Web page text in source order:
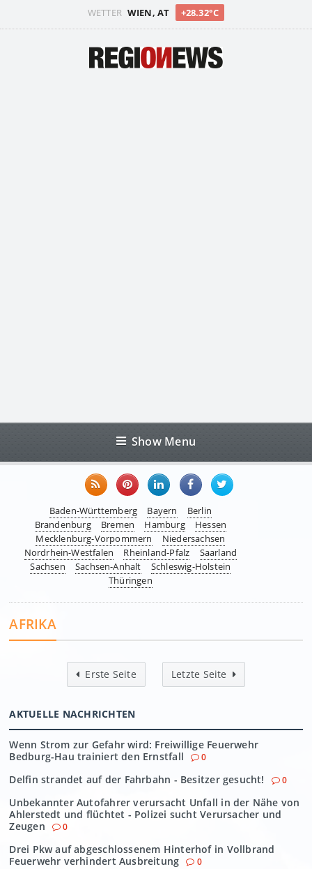
WETTER WIEN, AT +28.32°C
Show Menu
Baden-Württemberg Bayern
Berlin
Brandenburg
Bremen Hamburg
Hessen
Mecklenburg-Vorpommern
Niedersachsen
Nordrhein-Westfalen
Rheinland-Pfalz
Saarland
Sachsen
Sachsen-Anhalt
Schleswig-Holstein
Thüringen
AFRIKA
Erste Seite Letzte Seite
AKTUELLE NACHRICHTEN
Wenn Strom zur Gefahr wird: Freiwillige Feuerwehr
Bedburg-Hau trainiert den Ernstfall
0
Delfin strandet auf der Fahrbahn - Besitzer gesucht! 0
Unbekannter Autofahrer verursacht Unfall in der Nähe von
Ahlerstedt und flüchtet - Polizei sucht Verursacher und
Zeugen
0
Drei Pkw auf abgeschlossenem Hinterhof in Vollbrand
Feuerwehr verhindert Ausbreitung
0